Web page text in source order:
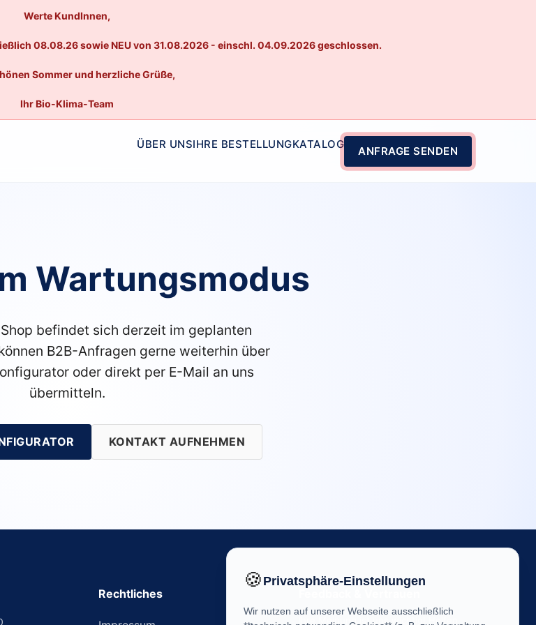
Werte KundInnen,
08.08.26 sowie NEU von 31.08.2026 - einschl. 04.09.2026 geschlossen.
Sommer und herzliche Grüße,
Ihr Bio-Klima-Team
ÜBER UNSIHRE BESTELLUNGKATALOG
ANFRAGE SENDEN
Wartungsmodus
befindet sich derzeit im geplanten
B2B-Anfragen gerne weiterhin über
oder direkt per E-Mail an uns
übermitteln.
KONTAKT AUFNEHMEN
Rechtliches
Ihre Meinung ist uns wichtig! Helfen
🍪Privatsphäre-Einstellungen
Wir nutzen auf unserer Webseite ausschließlich